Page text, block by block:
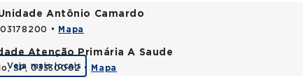
Antônio Camardo
• Mapa
Atenção Primária A Saude
SP, 03330002 • Mapa
Veja mais locais